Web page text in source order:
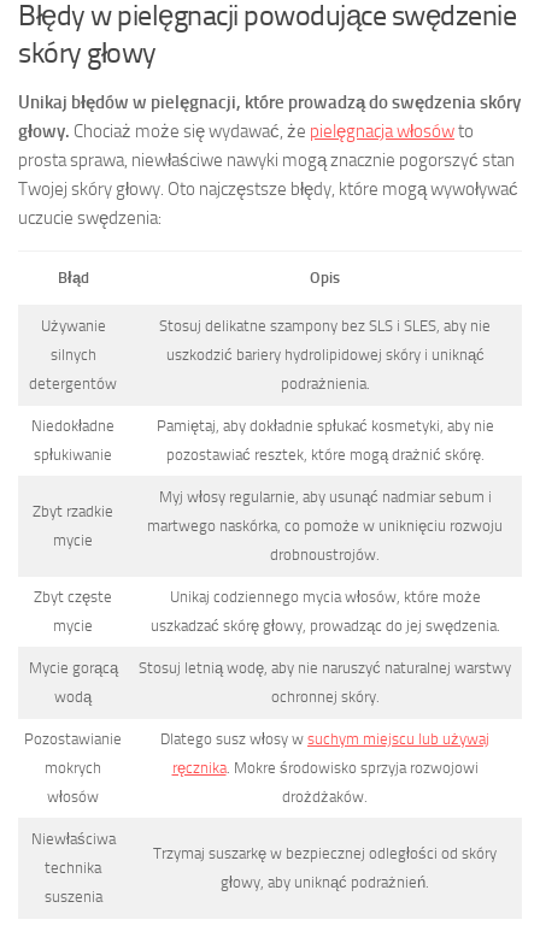
Błędy w pielęgnacji powodujące swędzenie
skóry głowy
Unikaj błędów w pielęgnacji, które prowadzą do swędzenia skóry
głowy. Chociaż może się wydawać, że pielęgnacja włosówto
prosta sprawa, niewłaściwe nawyki mogą znacznie pogorszyć stan
Twojej skóry głowy. Oto najczęstsze błędy, które mogą wywoływać
uczucie swędzenia:
Błąd Opis
Używanie
silnych
detergentów
Stosuj delikatne szampony bez SLS i SLES, aby nie
uszkodzić bariery hydrolipidowej skóry i uniknąć
podrażnienia.
Niedokładne
spłukiwanie
Pamiętaj, aby dokładnie spłukać kosmetyki, aby nie
pozostawiać resztek, które mogą drażnić skórę.
Zbyt rzadkie
mycie
Myj włosy regularnie, aby usunąć nadmiar sebum i
martwego naskórka, co pomoże w uniknięciu rozwoju
drobnoustrojów.
Zbyt częste
mycie
Unikaj codziennego mycia włosów, które może
uszkadzać skórę głowy, prowadząc do jej swędzenia.
Mycie gorącą
wodą
Stosuj letnią wodę, aby nie naruszyć naturalnej warstwy
ochronnej skóry.
Pozostawianie
mokrych
włosów
Dlatego susz włosy w suchym miejscu lub używaj
ręcznika. Mokre środowisko sprzyja rozwojowi
drożdżaków.
Niewłaściwa
technika
suszenia
Trzymaj suszarkę w bezpiecznej odległości od skóry
głowy, aby uniknąć podrażnień.